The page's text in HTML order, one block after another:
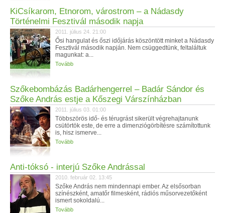
KiCsíkarom, Etnorom, várostrom – a Nádasdy
Történelmi Fesztivál második napja
2011. július 24. 21:00
Ősi hangulat és őszi időjárás köszöntött minket a Nádasdy
Fesztivál második napján. Nem csüggedtünk, feltaláltuk
magunkat: a...
Tovább
Szőkebombázás Badárhengerrel – Badár Sándor és
Szőke András estje a Kőszegi Várszínházban
2011. július 03. 01:00
Többszörös idő- és térugrást sikerült végrehajtanunk
csütörtök este, de erre a dimenziógörbítésre számítottunk
is, hisz ismerve...
Tovább
Anti-tóksó - interjú Szőke Andrással
2010. február 02. 13:45
Szőke András nem mindennapi ember. Az elsősorban
színészként, amatőr filmesként, rádiós műsorvezetőként
ismert sokoldalú...
Tovább